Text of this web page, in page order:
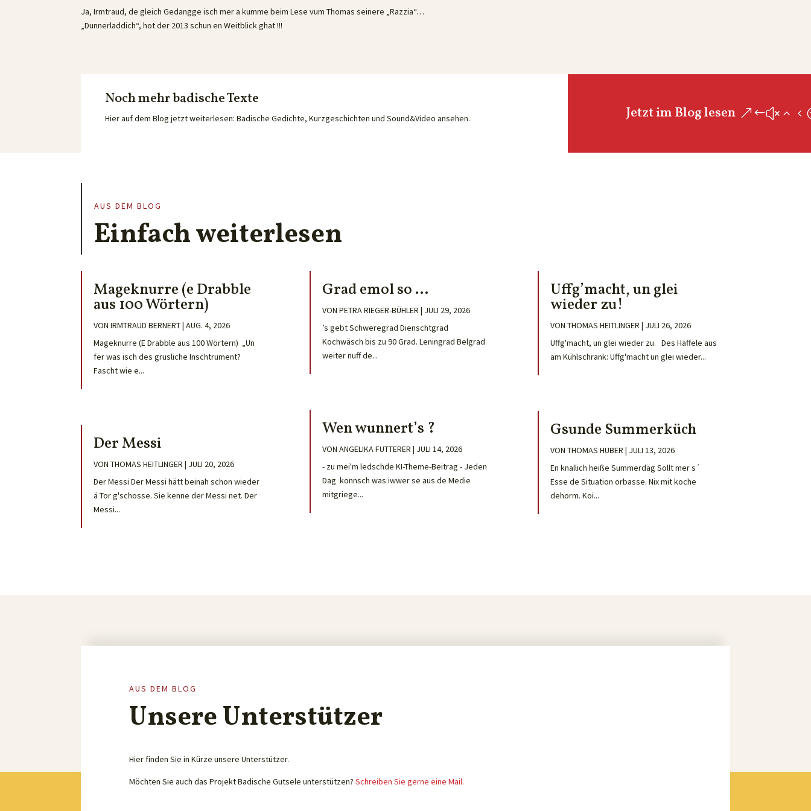
Ja, Irmtraud, de gleich Gedangge isch mer a kumme beim Lese vum Thomas seinere „Razzia“…
„Dunnerladdich“, hot der 2013 schun en Weitblick ghat !!!
Noch mehr badische Texte
Hier auf dem Blog jetzt weiterlesen: Badische Gedichte, Kurzgeschichten und Sound&Video ansehen. Jetzt im Blog lesen
AUS DEM BLOG
Einfach weiterlesen
Mageknurre (e Drabble
aus 100 Wörtern)
VONIRMTRAUD BERNERT|AUG. 4, 2026
Mageknurre (E Drabble aus 100 Wörtern) „Un
fer was isch des grusliche Inschtrument?
Fascht wie e...
Der Messi
VONTHOMAS HEITLINGER | JULI 20, 2026
Der Messi Der Messi hätt beinah schon wieder
ä Tor g'schosse. Sie kenne der Messi net. Der
Messi...
Grad emol so …
VON PETRA RIEGER-BÜHLER | JULI 29, 2026
’s gebt Schweregrad Dienschtgrad
Kochwäsch bis zu 90 Grad. Leningrad Belgrad
weiter nuff de...
Wen wunnert’s ?
VON ANGELIKA FUTTERER | JULI 14, 2026
- zu mei'm ledschde KI-Theme-Beitrag - Jeden
Dag konnsch was iwwer se aus de Medie
mitgriege...
Uffg’macht, un glei
wieder zu!
VON THOMAS HEITLINGER | JULI 26, 2026
Uffg'macht, un glei wieder zu. Des Häffele aus
am Kühlschrank: Uffg'macht un glei wieder...
Gsunde Summerküch
VON THOMAS HUBER | JULI 13, 2026
En knallich heiße Summerdäg Sollt mer s´
Esse de Situation orbasse. Nix mit koche
dehorm. Koi...
AUS DEM BLOG
Unsere Unterstützer
Hier finden Sie in Kürze unsere Unterstützer.
Möchten Sie auch das Projekt Badische Gutsele unterstützen?Schreiben Sie gerne eine Mail.